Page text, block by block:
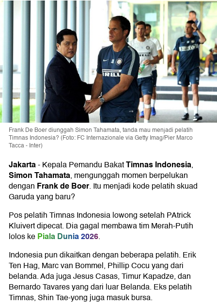
Frank De Boer diunggah Simon Tahamata, tanda mau menjadi pelatih
Timnas Indonesia? (Foto: FC Internazionale via Getty Imag/Pier Marco
Tacca - Inter)
Jakarta-Kepala Pemandu BakatTimnas Indonesia,
Simon Tahamata, mengunggah momen berpelukan
dengan Frank de Boer. Itu menjadi kode pelatih skuad
Garuda yang baru?
Pos pelatih Timnas Indonesia lowong setelah PAtrick
Kluivert dipecat. Dia gagal membawa tim Merah-Putih
lolos kePiala Dunia 2026.
Indonesia pun dikaitkan dengan beberapa pelatih. Erik
Ten Hag, Marc van Bommel, Phillip Cocu yang dari
belanda. Ada juga Jesus Casas, Timur Kapadze, dan
Bernardo Tavares yang dari luar Belanda. Eks pelatih
Timnas, Shin Tae-yong juga masuk bursa.